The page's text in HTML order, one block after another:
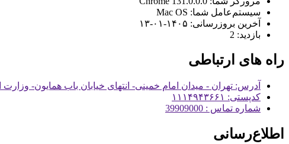
سیستم‌عامل شما: Mac OS
آخرین بروزرسانی: ۱۴۰۵-۰۱-۱۳
بازدید: 2
راه های ارتباطی
آدرس: تهران - میدان امام خمینی- انتهای خیابان باب همایون- وزارت
کدپستی: ۱۱۱۴۹۴۳۶۶۱
شماره تماس : 39909000
اطلاع‌رسانی